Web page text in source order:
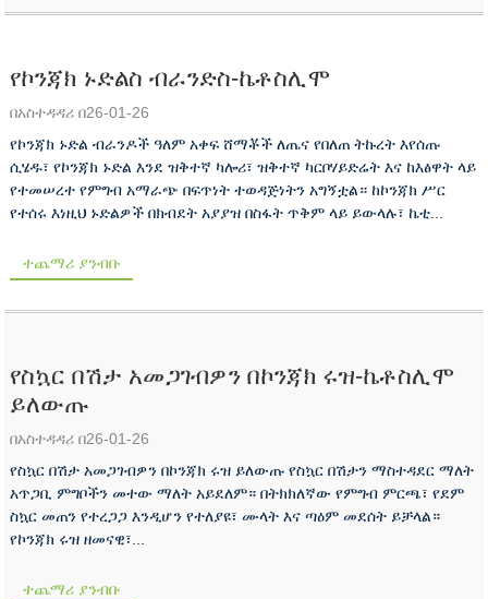
የኮንጃክ ኑድልስ ብራንድስ-ኬቶስሊሞ
በአስተዳዳሪ በ26-01-26
የኮንጃክ ኑድል ብራንዶች ዓለም አቀፍ ሸማቾች ለጤና የበለጠ ትኩረት እየሰጡ
ሲሄዱ፣ የኮንጃክ ኑድል እንደ ዝቅተኛ ካሎሪ፣ ዝቅተኛ ካርቦሃይድሬት እና ከእፅዋት ላይ
የተመሠረተ የምግብ አማራጭ በፍጥነት ተወዳጅነትን አግኝቷል። ከኮንጃክ ሥር
የተሰሩ እነዚህ ኑድልዎች በክብደት አያያዝ በስፋት ጥቅም ላይ ይውላሉ፣ ኬቲ...
ተጨማሪ ያንብቡ
የስኳር በሽታ አመጋገብዎን በኮንጃክ ሩዝ-ኬቶስሊሞ
ይለውጡ
በአስተዳዳሪ በ26-01-26
የስኳር በሽታ አመጋገብዎን በኮንጃክ ሩዝ ይለውጡ የስኳር በሽታን ማስተዳደር ማለት
አጥጋቢ ምግቦችን መተው ማለት አይደለም። በትክክለኛው የምግብ ምርጫ፣ የደም
ስኳር መጠን የተረጋጋ እንዲሆን የተለያዩ፣ ሙላት እና ጣዕም መደሰት ይቻላል።
የኮንጃክ ሩዝ ዘመናዊ፣...
ተጨማሪ ያንብቡ